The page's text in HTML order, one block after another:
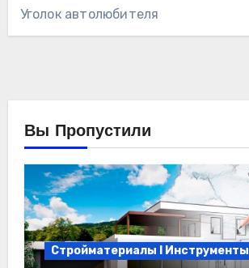
Уголок автолюбителя
Вы Пропустили
Стройматериалы l Инструменты